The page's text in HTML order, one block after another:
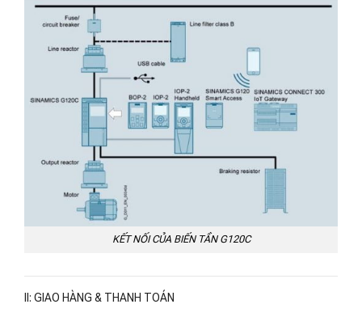
KẾT NỐI CỦA BIẾN TẦN G120C
II: GIAO HÀNG & THANH TOÁN